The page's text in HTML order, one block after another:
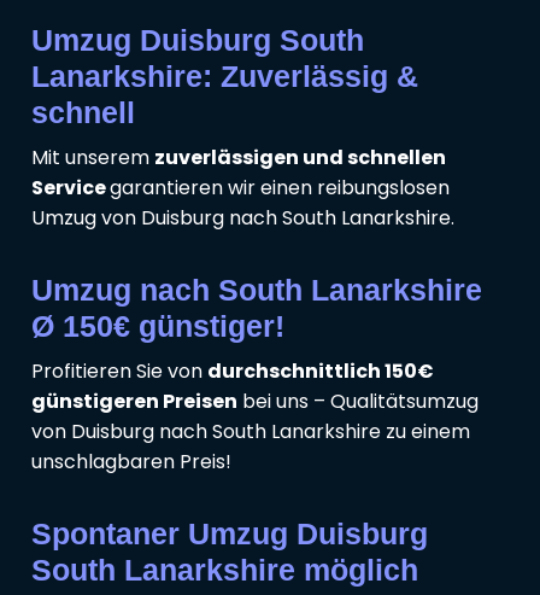
Umzug Duisburg South
Lanarkshire: Zuverlässig &
schnell
Mit unserem zuverlässigen und schnellen
Servicegarantieren wir einen reibungslosen
Umzug von Duisburg nach South Lanarkshire.
Umzug nach South Lanarkshire
Ø 150€ günstiger!
Profitieren Sie von durchschnittlich 150€
günstigeren Preisen bei uns – Qualitätsumzug
von Duisburg nach South Lanarkshire zu einem
unschlagbaren Preis!
Spontaner Umzug Duisburg
South Lanarkshire möglich